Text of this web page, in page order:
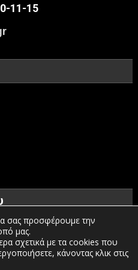
11-15
δεδομένων
σας προσφέρουμε την
μας.
σχετικά με τα cookies που
κάνοντας κλικ στις